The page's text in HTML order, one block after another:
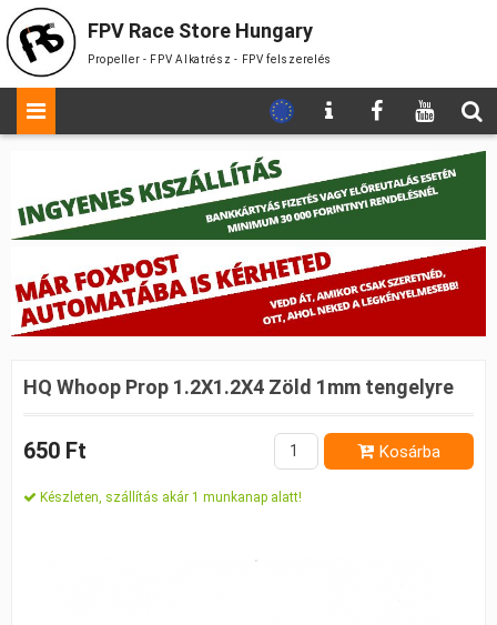
FPV Race Store Hungary
Propeller - FPV Alkatrész - FPV felszerelés
HQ Whoop Prop 1.2X1.2X4 Zöld 1mm tengelyre
650 Ft Kosárba
Készleten, szállítás akár 1 munkanap alatt!